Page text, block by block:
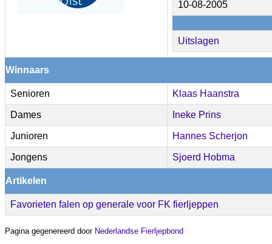
10-08-2005
Uitslagen
Winnaars
Senioren Klaas Haanstra
Dames Ineke Prins
Junioren Hannes Scherjon
Jongens Sjoerd Hobma
Artikelen
Favorieten falen op generale voor FK fierljeppen
Pagina gegenereerd door Nederlandse Fierljepbond